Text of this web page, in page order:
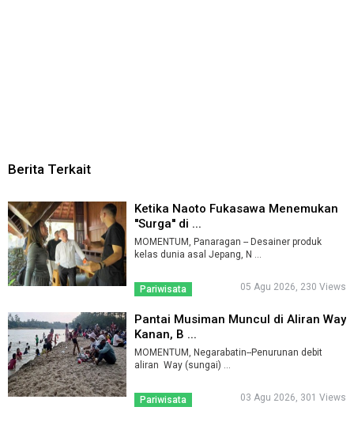
Berita Terkait
Ketika Naoto Fukasawa Menemukan
''Surga'' di ...
MOMENTUM, Panaragan -- Desainer produk
kelas dunia asal Jepang, N ...
Pariwisata 05 Agu 2026, 230 Views
Pantai Musiman Muncul di Aliran Way
Kanan, B ...
MOMENTUM, Negarabatin--Penurunan debit
aliran Way (sungai) ...
Pariwisata 03 Agu 2026, 301 Views